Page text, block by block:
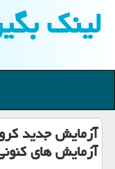
لینك
آزمایش جدید
آزمایش های